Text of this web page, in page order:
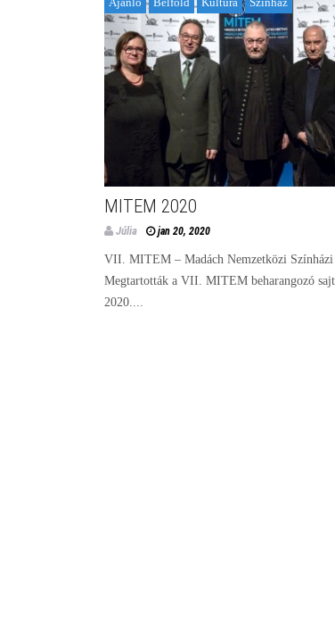
MITEM 2020
Júlia jan 20, 2020
VII. MITEM – Madách Nemzetközi Színházi
Megtartották a VII. MITEM beharangozó
2020....